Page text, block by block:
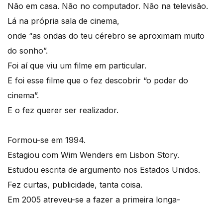
Não em casa. Não no computador. Não na televisão.
Lá na própria sala de cinema,
onde “as ondas do teu cérebro se aproximam muito
do sonho”.
Foi aí que viu um filme em particular.
E foi esse filme que o fez descobrir “o poder do
cinema”.
E o fez querer ser realizador.
Formou-se em 1994.
Estagiou com Wim Wenders em Lisbon Story.
Estudou escrita de argumento nos Estados Unidos.
Fez curtas, publicidade, tanta coisa.
Em 2005 atreveu-se a fazer a primeira longa-